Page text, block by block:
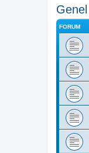
Genel
FORUM